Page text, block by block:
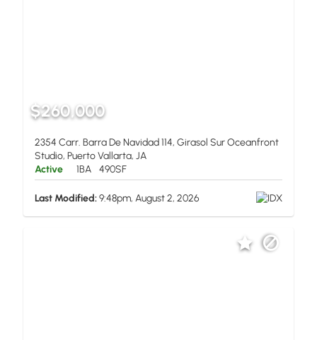
$260,000
2354 Carr. Barra De Navidad 114, Girasol Sur Oceanfront
Studio, Puerto Vallarta, JA
Active
1BA 490SF
Last Modified:9:48pm, August 2, 2026